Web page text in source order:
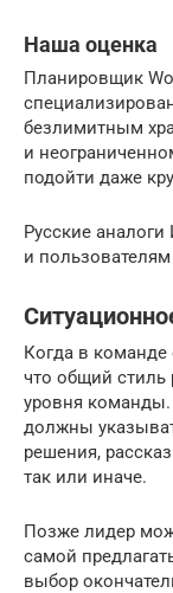
Наша оценка
Планировщик
безлимитным
и
подойти даже
Русские аналоги
и пользователям
Когда в команде
что общий стиль
уровня команды.
должны
решения,
так или иначе.
Позже лидер
самой
выбор